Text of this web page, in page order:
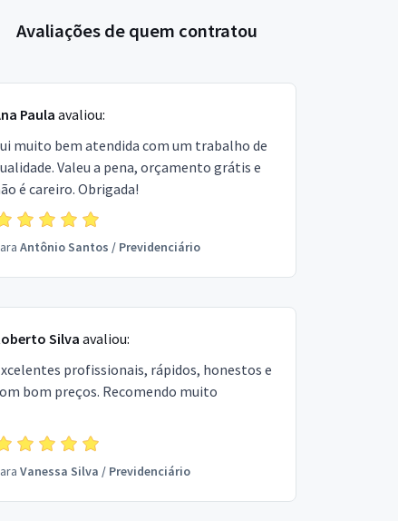
Avaliações de quem contratou
Paula avaliou:
muito bem atendida com um trabalho de
Valeu a pena, orçamento grátis e
é careiro. Obrigada!
Antônio Santos / Previdenciário
Silva avaliou:
profissionais, rápidos, honestos e
bom preços. Recomendo muito
Vanessa Silva / Previdenciário